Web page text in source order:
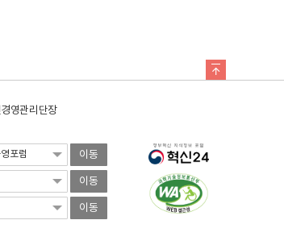
영관리단장
이동
이동
이동